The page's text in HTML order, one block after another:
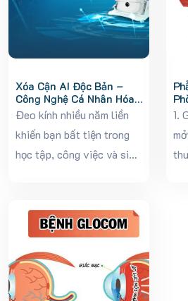
Xóa Cận AI Độc Bản –
Công Nghệ Cá Nhân Hóa
Thị Lực Tại Bệnh Viện
Mắt Ánh Dương
Đeo kính nhiều năm liền
khiến bạn bất tiện trong
học tập, công việc và sinh
nhưng vẫn còn băn khoăn
về độ an toàn khi phẫu
thuật? Giải pháp Xóa...
Trị
1.